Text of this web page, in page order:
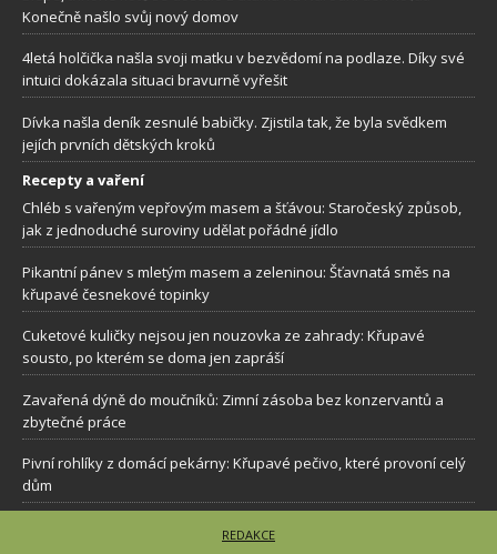
Konečně našlo svůj nový domov
4letá holčička našla svoji matku v bezvědomí na podlaze. Díky své
intuici dokázala situaci bravurně vyřešit
Dívka našla deník zesnulé babičky. Zjistila tak, že byla svědkem
jejích prvních dětských kroků
Recepty a vaření
Chléb s vařeným vepřovým masem a šťávou: Staročeský způsob,
jak z jednoduché suroviny udělat pořádné jídlo
Pikantní pánev s mletým masem a zeleninou: Šťavnatá směs na
křupavé česnekové topinky
Cuketové kuličky nejsou jen nouzovka ze zahrady: Křupavé
sousto, po kterém se doma jen zapráší
Zavařená dýně do moučníků: Zimní zásoba bez konzervantů a
zbytečné práce
Pivní rohlíky z domácí pekárny: Křupavé pečivo, které provoní celý
dům
REDAKCE